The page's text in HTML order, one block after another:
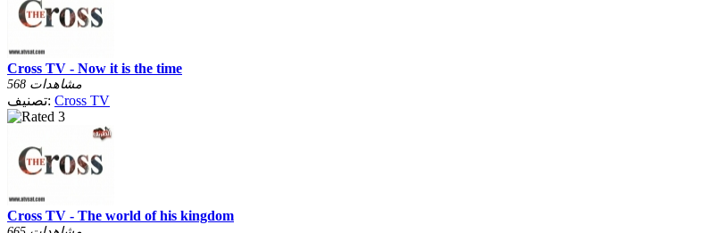
Cross TV - Now it is the time
568 مشاهدات
تصنيف: Cross TV
Cross TV - The world of his kingdom